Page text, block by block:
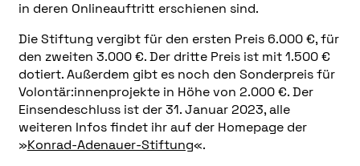
in deren Onlineauftritt erschienen sind.
Die Stiftung vergibt für den ersten Preis 6.000 €, für
den zweiten 3.000 €. Der dritte Preis ist mit 1.500 €
dotiert. Außerdem gibt es noch den Sonderpreis für
Volontär:innenprojekte in Höhe von 2.000 €. Der
Einsendeschluss ist der 31. Januar 2023, alle
weiteren Infos findet ihr auf der Homepage der
»Konrad-Adenauer-Stiftung«.